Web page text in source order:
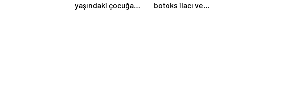
yaşındaki çocuğa
botoks ilacı ve